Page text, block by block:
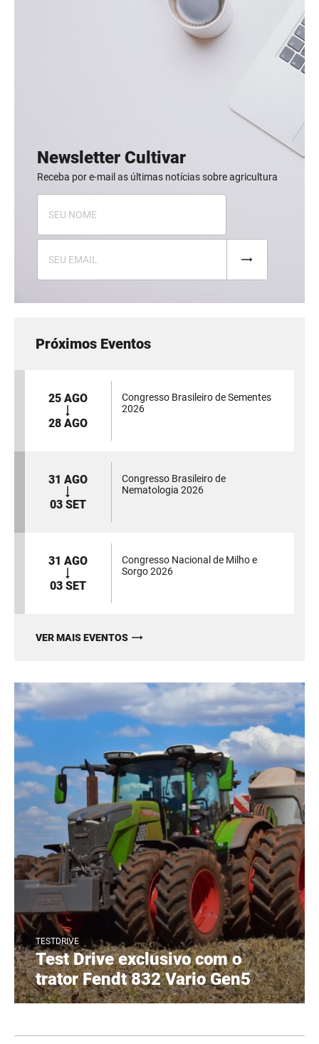
Newsletter Cultivar
Receba por e-mail as últimas notícias sobre agricultura
Próximos Eventos
25 AGO
28 AGO
Congresso Brasileiro de Sementes
2026
31 AGO
03 SET
Congresso Brasileiro de
Nematologia 2026
31 AGO
03 SET
Congresso Nacional de Milho e
Sorgo 2026
VER MAIS EVENTOS
TESTDRIVE
Test Drive exclusivo com o
trator Fendt 832 Vario Gen5